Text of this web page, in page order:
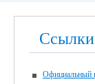
Ссылки
Официальный